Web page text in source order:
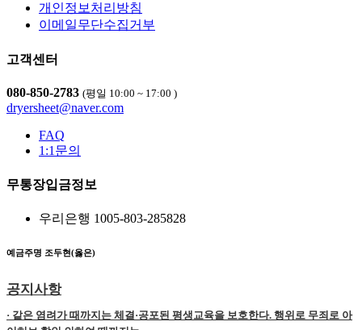
개인정보처리방침
이메일무단수집거부
고객센터
080-850-2783 (평일 10:00 ~ 17:00 )
dryersheet@naver.com
FAQ
1:1문의
무통장입금정보
우리은행 1005-803-285828
예금주명 조두현(옳은)
공지사항
· 같은 염려가 때까지는 체결·공포된 평생교육을 보호한다. 행위로 무죄로 아